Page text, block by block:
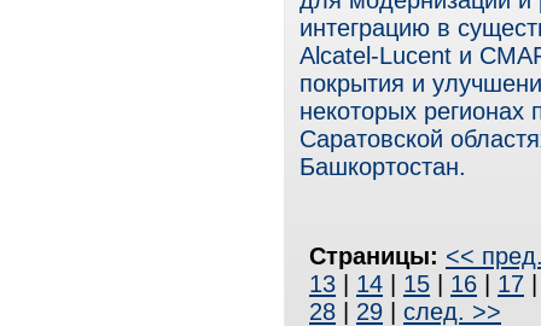
интеграцию в
Alcatel-Lucent и
покрытия и
некоторых регионах
Саратовской
Башкортостан.
Страницы: <<
13
14 15 16 17
28
29 след. >>